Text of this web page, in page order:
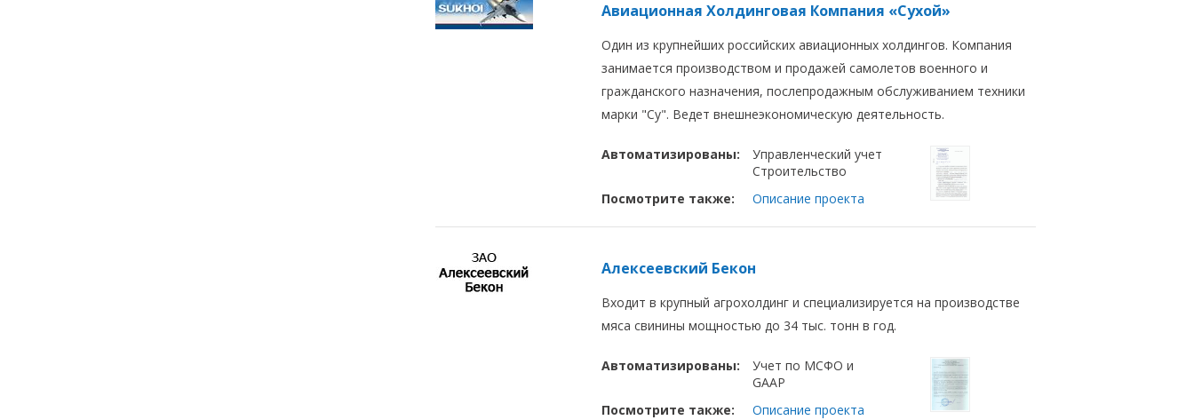
Авиационная Холдинговая Компания «Сухой»
Один из крупнейших российских авиационных холдингов. Компания
занимается производством и продажей самолетов военного и
гражданского назначения, послепродажным обслуживанием техники
марки "Су". Ведет внешнеэкономическую деятельность.
Автоматизированы:
Управленческий учет
Строительство
Посмотрите также:
Описание проекта
Алексеевский Бекон
Входит в крупный агрохолдинг и специализируется на производстве
мяса свинины мощностью до 34 тыс. тонн в год.
Автоматизированы:
Учет по МСФО и
GAAP
Посмотрите также:
Описание проекта